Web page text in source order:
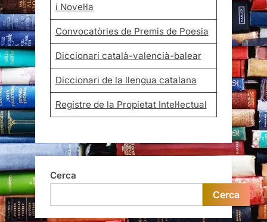
i Novel·la
Convocatòries de Premis de Poesia
Diccionari català-valencià-balear
Diccionari de la llengua catalana
Registre de la Propietat Intel·lectual
Cerca
Cerca